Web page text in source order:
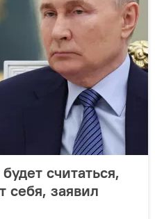
считаться,
себя, заявил